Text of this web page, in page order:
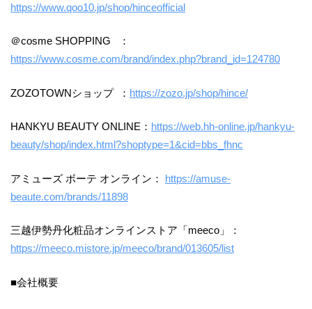
https://www.qoo10.jp/shop/hinceofficial
＠cosme SHOPPING ：
https://www.cosme.com/brand/index.php?brand_id=124780
ZOZOTOWNショップ ： https://zozo.jp/shop/hince/
HANKYU BEAUTY ONLINE： https://web.hh-online.jp/hankyu-
beauty/shop/index.html?shoptype=1&cid=bbs_fhnc
アミューズ ボーテ オンライン： https://amuse-
beaute.com/brands/11898
三越伊勢丹化粧品オンラインストア「meeco」：
https://meeco.mistore.jp/meeco/brand/013605/list
■会社概要